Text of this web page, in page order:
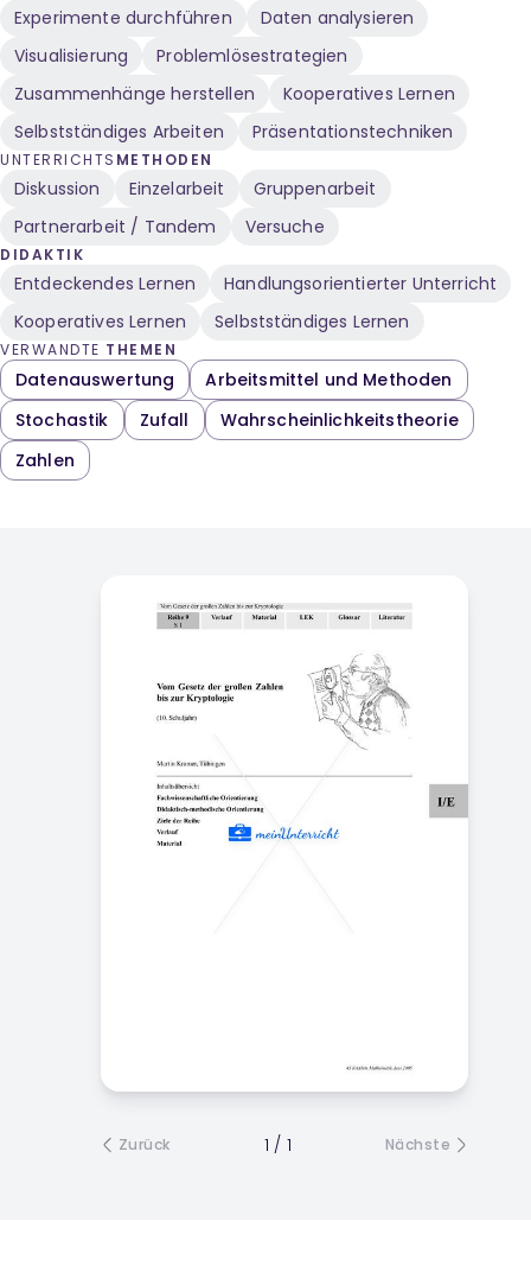
Experimente durchführen
Daten analysieren
Visualisierung
Problemlösestrategien
Zusammenhänge herstellen
Kooperatives Lernen
Selbstständiges Arbeiten
Präsentationstechniken
UNTERRICHTS METHODEN
Diskussion Einzelarbeit
Gruppenarbeit
Partnerarbeit / Tandem
Versuche
DIDAKTIK
Entdeckendes Lernen
Handlungsorientierter Unterricht
Kooperatives Lernen
Selbstständiges Lernen
VERWANDTE THEMEN
Datenauswertung
Arbeitsmittel und Methoden
Stochastik
Zufall
Wahrscheinlichkeitstheorie
Zahlen
Zurück 1 / 1 Nächste